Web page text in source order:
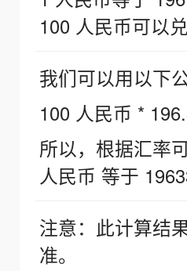
100 人民币可以
我们可以用以下
100 人民币 *
所以，根据汇率
人民币 等于
注意：此计算结
准。